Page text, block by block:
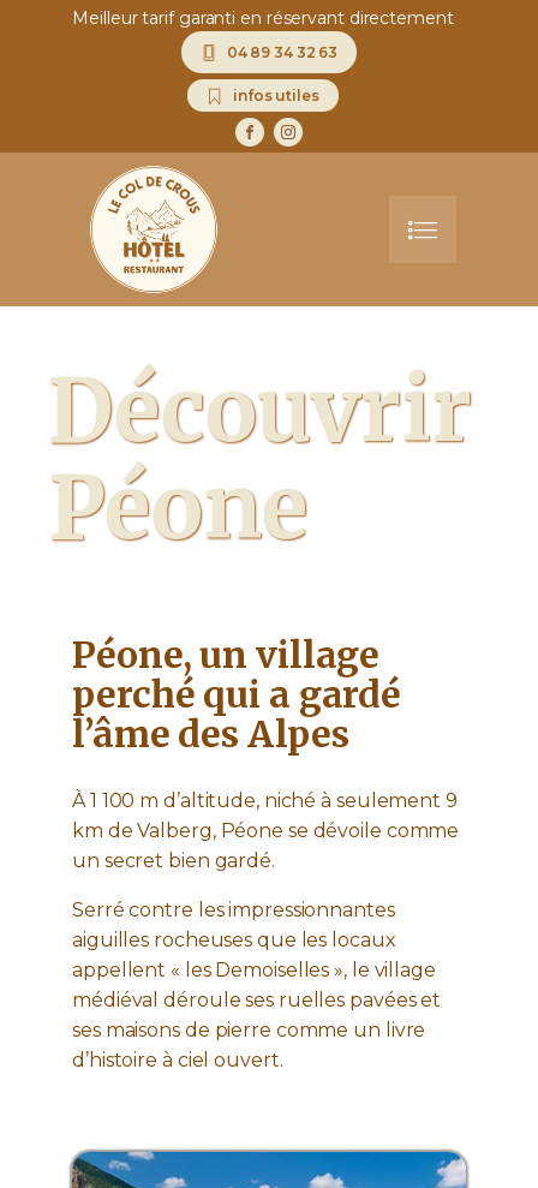
Meilleur tarif garanti en réservant directement
04 89 34 32 63
infos utiles
Découvrir
Péone
Péone, un village
perché qui a gardé
l’âme des Alpes
À 1 100 m d’altitude, niché à seulement 9
km de Valberg, Péone se dévoile comme
un secret bien gardé.
Serré contre les impressionnantes
aiguilles rocheuses que les locaux
appellent « les Demoiselles », le village
médiéval déroule ses ruelles pavées et
ses maisons de pierre comme un livre
d’histoire à ciel ouvert.